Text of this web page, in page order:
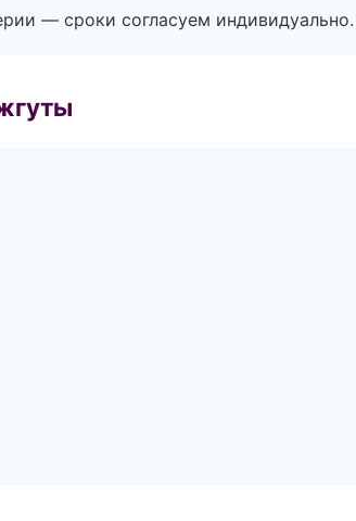
— сроки согласуем индивидуально.